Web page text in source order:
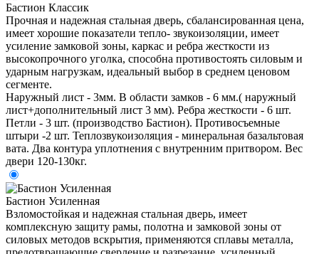
Бастион Классик
Прочная и надежная стальная дверь, сбалансированная цена,
имеет хорошие показатели тепло- звукоизоляции, имеет
усиление замковой зоны, каркас и ребра жесткости из
высокопрочного уголка, способна противостоять силовым и
ударным нагрузкам, идеальный выбор в среднем ценовом
сегменте.
Наружный лист - 3мм. В области замков - 6 мм.( наружный
лист+дополнительный лист 3 мм). Ребра жесткости - 6 шт.
Петли - 3 шт. (производство Бастион). Противосъемные
штыри -2 шт. Теплозвукоизоляция - минеральная базальтовая
вата. Два контура уплотнения с внутренним притвором. Вес
двери 120-130кг.
Бастион Усиленная
Взломостойкая и надежная стальная дверь, имеет
комплексную защиту рамы, полотна и замковой зоны от
силовых методов вскрытия, применяются сплавы металла,